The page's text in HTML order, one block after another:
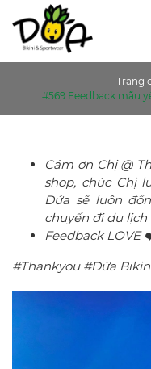
Trang
#569 Feedback mẫu
Cám ơn Chị @
shop, chúc Chị
Dứa sẽ luôn
chuyến đi du
Feedback LOVE
#Thankyou #Dứa